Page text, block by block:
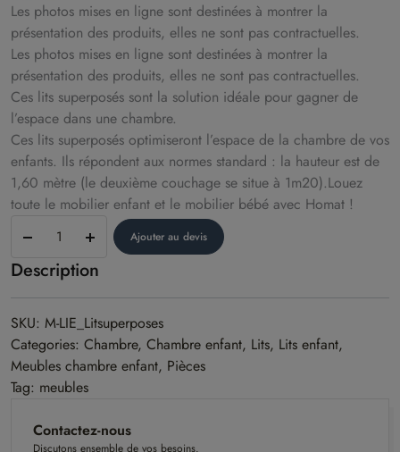
Les photos mises en ligne sont destinées à montrer la
présentation des produits, elles ne sont pas contractuelles.
Les photos mises en ligne sont destinées à montrer la
présentation des produits, elles ne sont pas contractuelles.
Ces lits superposés sont la solution idéale pour gagner de
l’espace dans une chambre.
Ces lits superposés optimiseront l’espace de la chambre de vos
enfants. Ils répondent aux normes standard : la hauteur est de
1,60 mètre (le deuxième couchage se situe à 1m20).Louez
toute le mobilier enfant et le mobilier bébé avec Homat !
superposés
Ajouter au devis
Description
SKU: M-LIE_Litsuperposes
Categories: Chambre, Chambre enfant, Lits, Lits enfant,
Meubles chambre enfant, Pièces
Tag: meubles
Contactez-nous
Discutons ensemble de vos besoins.